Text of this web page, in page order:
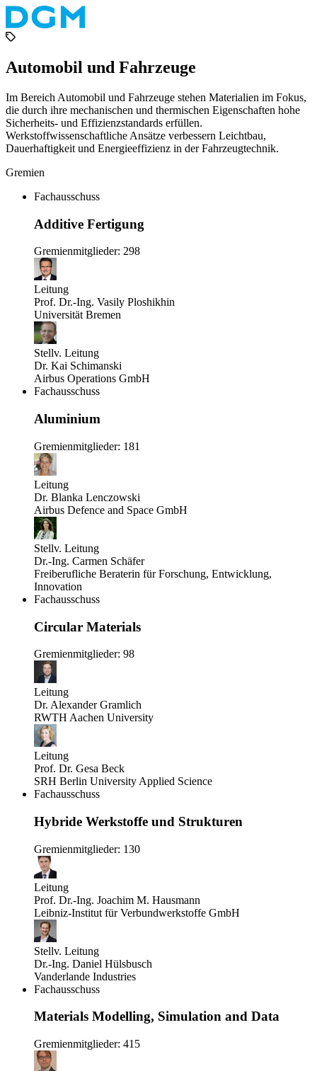
Automobil und Fahrzeuge
Im Bereich Automobil und Fahrzeuge stehen Materialien im Fokus,
die durch ihre mechanischen und thermischen Eigenschaften hohe
Sicherheits- und Effizienzstandards erfüllen.
Werkstoffwissenschaftliche Ansätze verbessern Leichtbau,
Dauerhaftigkeit und Energieeffizienz in der Fahrzeugtechnik.
Gremien
Fachausschuss
Additive Fertigung
Gremienmitglieder: 298
Leitung
Prof. Dr.-Ing. Vasily Ploshikhin
Universität Bremen
Stellv. Leitung
Dr. Kai Schimanski
Airbus Operations GmbH
Fachausschuss
Aluminium
Gremienmitglieder: 181
Leitung
Dr. Blanka Lenczowski
Airbus Defence and Space GmbH
Stellv. Leitung
Dr.-Ing. Carmen Schäfer
Freiberufliche Beraterin für Forschung, Entwicklung,
Innovation
Fachausschuss
Circular Materials
Gremienmitglieder: 98
Leitung
Dr. Alexander Gramlich
RWTH Aachen University
Leitung
Prof. Dr. Gesa Beck
SRH Berlin University Applied Science
Fachausschuss
Hybride Werkstoffe und Strukturen
Gremienmitglieder: 130
Leitung
Prof. Dr.-Ing. Joachim M. Hausmann
Leibniz-Institut für Verbundwerkstoffe GmbH
Stellv. Leitung
Dr.-Ing. Daniel Hülsbusch
Vanderlande Industries
Fachausschuss
Materials Modelling, Simulation and Data
Gremienmitglieder: 415